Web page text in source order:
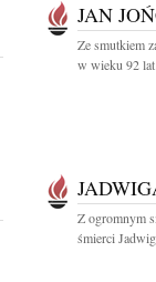
JAN
Ze smutkiem
w wieku 92 lat
Z ogromnym
śmierci